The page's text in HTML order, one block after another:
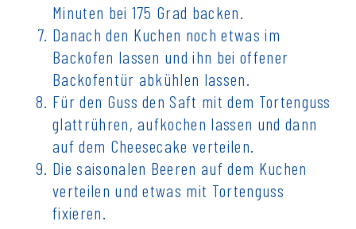
Minuten bei 175 Grad backen.
Danach den Kuchen noch etwas im
Backofen lassen und ihn bei offener
Backofentür abkühlen lassen.
Für den Guss den Saft mit dem Tortenguss
glattrühren, aufkochen lassen und dann
auf dem Cheesecake verteilen.
Die saisonalen Beeren auf dem Kuchen
verteilen und etwas mit Tortenguss
fixieren.